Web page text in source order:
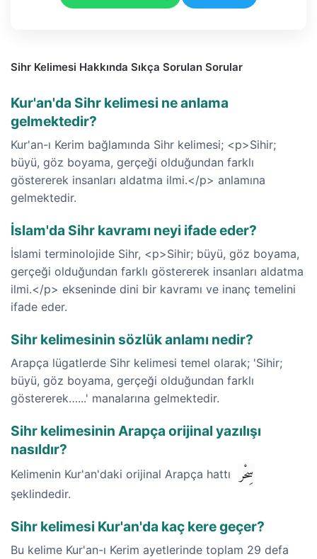
Sihr Kelimesi Hakkında Sıkça Sorulan Sorular
Kur'an'da Sihr kelimesi ne anlama
gelmektedir?
Kur'an-ı Kerim bağlamında Sihr kelimesi; <p>Sihir;
büyü, göz boyama, gerçeği olduğundan farklı
göstererek insanları aldatma ilmi.</p> anlamına
gelmektedir.
İslam'da Sihr kavramı neyi ifade eder?
İslami terminolojide Sihr, <p>Sihir; büyü, göz boyama,
gerçeği olduğundan farklı göstererek insanları aldatma
ilmi.</p> ekseninde dini bir kavramı ve inanç temelini
ifade eder.
Sihr kelimesinin sözlük anlamı nedir?
Arapça lügatlerde Sihr kelimesi temel olarak; 'Sihir;
büyü, göz boyama, gerçeği olduğundan farklı
göstererek…...' manalarına gelmektedir.
Sihr kelimesinin Arapça orijinal yazılışı
nasıldır?
Kelimenin Kur'an'daki orijinal Arapça hattı سِحْر
şeklindedir.
Sihr kelimesi Kur'an'da kaç kere geçer?
Bu kelime Kur'an-ı Kerim ayetlerinde toplam 29 defa